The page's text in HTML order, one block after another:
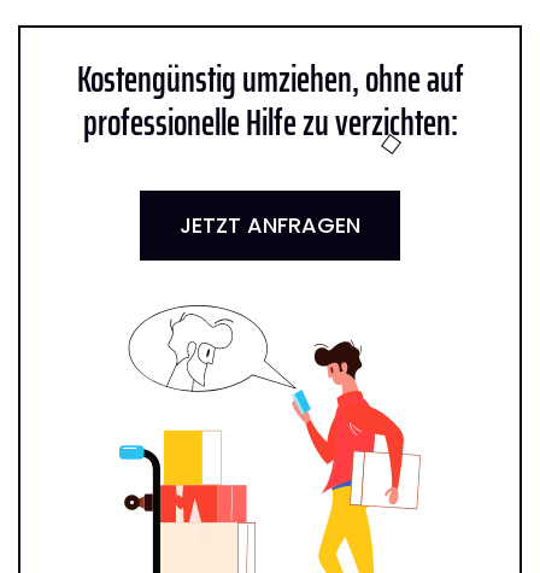
Kostengünstig umziehen, ohne auf
professionelle Hilfe zu verzichten:
JETZT ANFRAGEN